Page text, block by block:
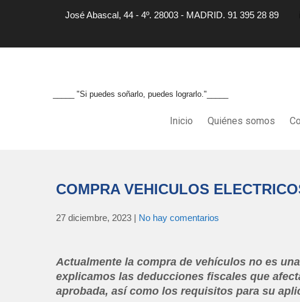
José Abascal, 44 - 4º. 28003 - MADRID. 91 395 28 89
_____ "Si puedes soñarlo, puedes lograrlo."_____
Inicio Quiénes somos
COMPRA VEHICULOS
27 diciembre, 2023 | No hay comentarios
Actualmente la compra de vehículos no es
explicamos las deducciones fiscales que
aprobada, así como los requisitos para su